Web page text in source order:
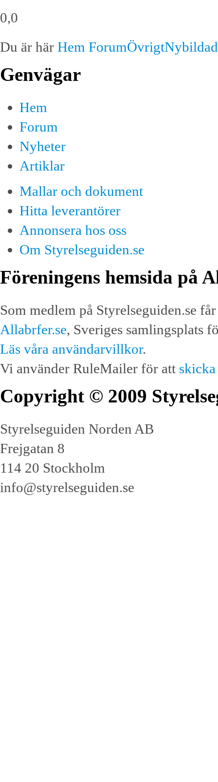
0,0
Du är här Hem ForumÖvrigt
Genvägar
Hem
Forum
Nyheter
Artiklar
Mallar och dokument
Hitta leverantörer
Annonsera hos oss
Om Styrelseguiden.se
Föreningens hemsida på
Som medlem på Styrelseguiden.se
Allabrfer.se, Sveriges samlingsplats
Läs våra användarvillkor.
Vi använder RuleMailer för att
Copyright © 2009
Styrelseguiden Norden AB
Frejgatan 8
114 20 Stockholm
info@styrelseguiden.se